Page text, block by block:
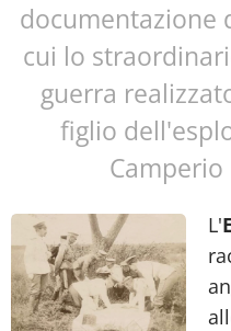
documentazione
cui lo
guerra
figlio
L'